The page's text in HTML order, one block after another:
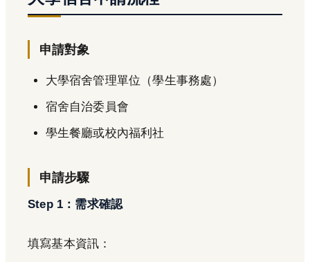
申請對象
大學宿舍管理單位（學生事務處）
宿舍自治委員會
學生餐廳或校內福利社
申請步驟
Step 1：需求確認
填寫基本資訊：